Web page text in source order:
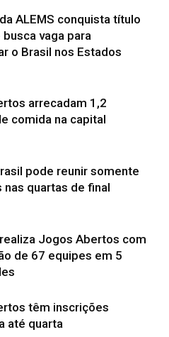
ALEMS conquista título
vaga para
o Brasil nos Estados
arrecadam 1,2
comida na capital
pode reunir somente
nas quartas de final
Jogos Abertos com
de 67 equipes em 5
têm inscrições
até quarta